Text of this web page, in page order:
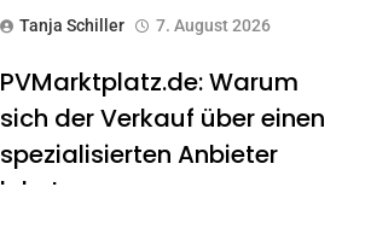
Tanja Schiller 7. August 2026
PVMarktplatz.de: Warum
sich der Verkauf über einen
spezialisierten Anbieter
lohnt